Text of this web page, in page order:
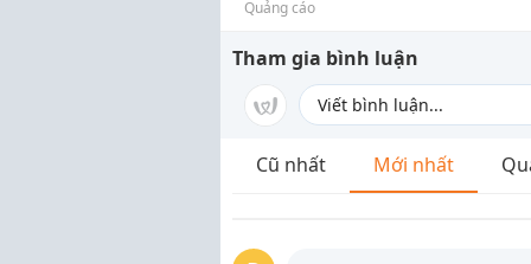
Quảng cáo
Tham gia bình luận
Cũ nhất Mới nhất